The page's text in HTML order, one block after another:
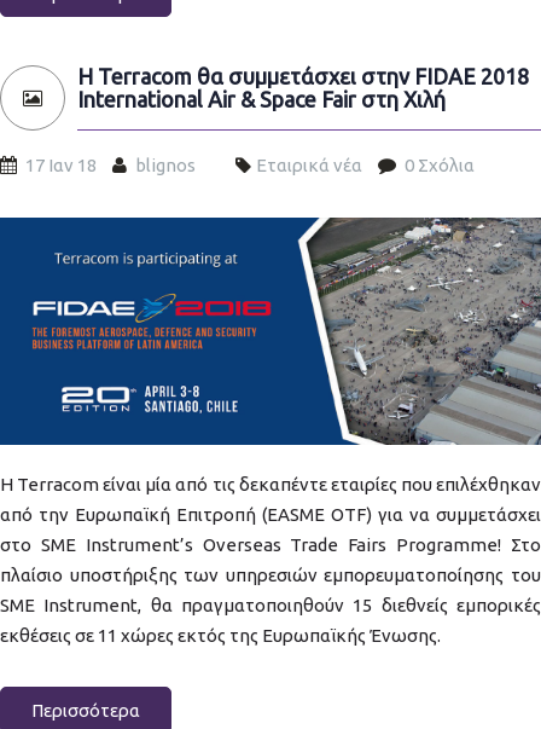
Η Terracom θα συμμετάσχει στην FIDAE 2018
International Air & Space Fair στη Χιλή
17 Ιαν 18 blignos Εταιρικά νέα 0 Σχόλια
FIDAE_slide01.jpg
Η Terracom είναι μία από τις δεκαπέντε εταιρίες που επιλέχθηκαν
από την Ευρωπαϊκή Επιτροπή (EASME OTF) για να συμμετάσχει
στο SME Instrument’s Overseas Trade Fairs Programme! Στο
πλαίσιο υποστήριξης των υπηρεσιών εμπορευματοποίησης του
SME Instrument, θα πραγματοποιηθούν 15 διεθνείς εμπορικές
εκθέσεις σε 11 χώρες εκτός της Ευρωπαϊκής Ένωσης.
Περισσότερα